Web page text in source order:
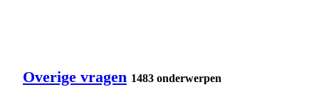
Overige vragen 1483 onderwerpen